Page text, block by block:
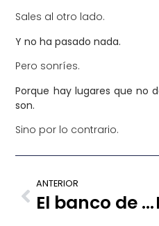
Sales al otro lado.
Y no ha pasado nada.
Pero sonríes.
Porque hay lugares que no
son.
Sino por lo contrario.
ANTERIOR
El banco de “Notting Hill” donde nadie se sienta mucho rato, Londres